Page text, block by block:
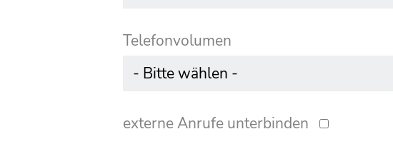
Telefonvolumen
externe Anrufe unterbinden